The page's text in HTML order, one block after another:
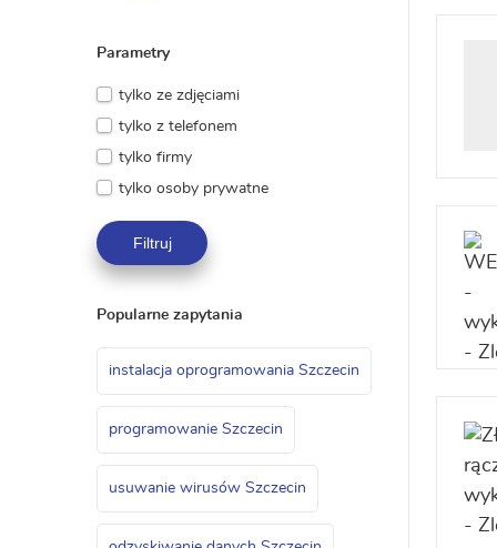
Parametry
tylko ze zdjęciami
tylko z telefonem
tylko firmy
tylko osoby prywatne
Filtruj
Popularne zapytania
instalacja oprogramowania Szczecin
programowanie Szczecin
usuwanie wirusów Szczecin